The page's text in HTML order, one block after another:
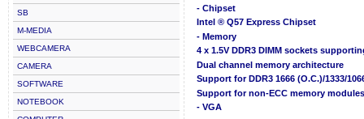
SB
M-MEDIA
WEBCAMERA
CAMERA
SOFTWARE
NOTEBOOK
- Chipset
Intel ® Q57 Express Chipset
- Memory
4 x 1.5V DDR3 DIMM sockets
Dual channel memory architecture
Support for DDR3 1666 (O.C.)/1333/
Support for non-ECC memory modules
- VGA